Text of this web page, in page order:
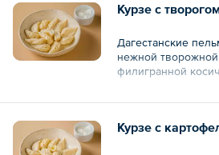
Курзе с
Дагестанские
нежной
филигранной
Общий вес – 185 г
Курзе с